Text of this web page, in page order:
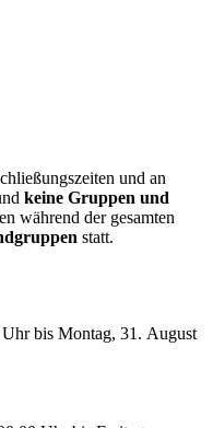
und an
keine Gruppen und
während der gesamten
statt.
Uhrbis Montag, 31. August